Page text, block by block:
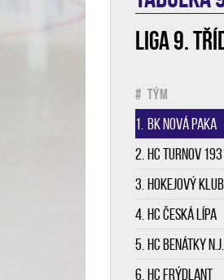
Liga 9.
# Tým
1. BK Nová Paka
2. HC Turnov
3. Hokejový
4. HC Česká Lípa
5. HC Benátky n.J.
6. HC Frýdlant